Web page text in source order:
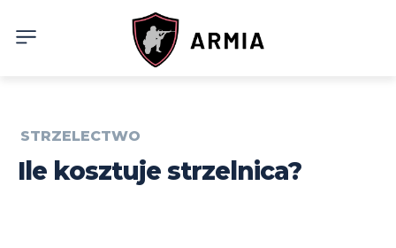
STRZELECTWO
Ile kosztuje strzelnica?